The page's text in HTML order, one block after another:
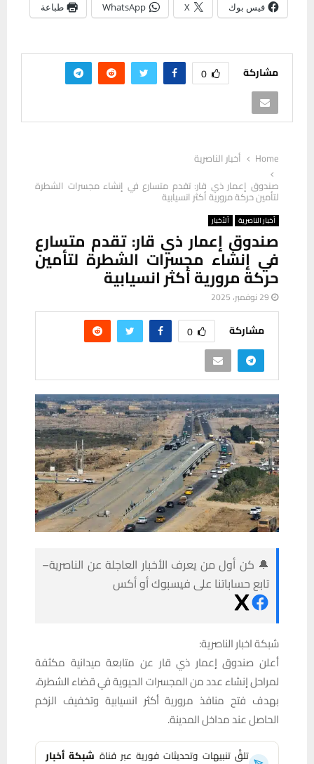
فيس بوك X
WhatsApp طباعة
مشاركة 0
Home
أخبار الناصرية
صندوق إعمار ذي قار: تقدم متسارع في إنشاء مجسرات الشطرة
لتأمين حركة مرورية أكثر انسيابية
أخبار الناصرية ألأخبار
صندوق إعمار ذي قار: تقدم متسارع
في إنشاء مجسرات الشطرة لتأمين
حركة مرورية أكثر انسيابية
29 نوفمبر، 2025
مشاركة 0
🔔 كن أول من يعرف الأخبار العاجلة عن الناصرية–
تابع حساباتنا على فيسبوك أو أكس
شبكة اخبار الناصرية:
أعلن صندوق إعمار ذي قار عن متابعة ميدانية مكثفة
لمراحل إنشاء عدد من المجسرات الحيوية في قضاء الشطرة،
بهدف فتح منافذ مرورية أكثر انسيابية وتخفيف الزخم
الحاصل عند مداخل المدينة.
تلقَّ تنبيهات وتحديثات فورية عبر قناة شبكة أخبار